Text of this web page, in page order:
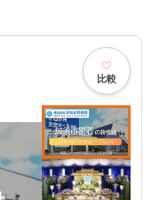
比較